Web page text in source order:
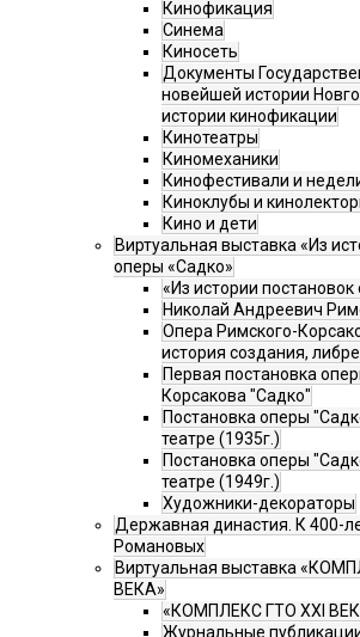
Кинофикация
Синема
Киносеть
Документы
новейшей истории
истории кинофикации
Кинотеатры
Киномеханики
Кинофестивали и
Киноклубы и
Кино и дети
Виртуальная выставка «Из
оперы «Садко»
«Из истории
Николай Андреевич
Опера Римского-
история создания,
Первая постановка
Корсакова "Садко"
Постановка оперы
театре (1935г.)
Постановка оперы
театре (1949г.)
Художники-декораторы
Державная династия. К 400-
Романовых
Виртуальная выставка
ВЕКА»
«КОМПЛЕКС ГТО XXI
Журнальные